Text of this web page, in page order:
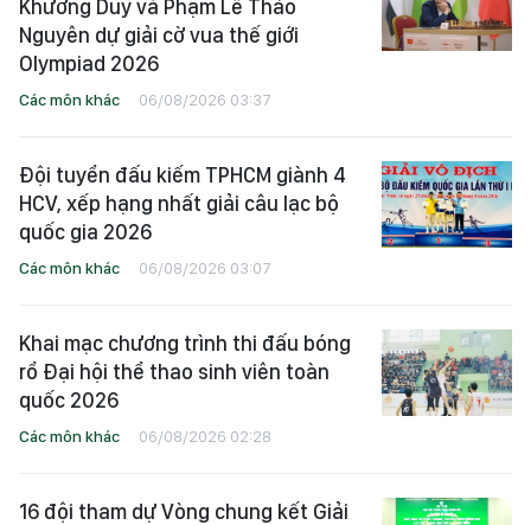
Khương Duy và Phạm Lê Thảo
Nguyên dự giải cờ vua thế giới
Olympiad 2026
Các môn khác 06/08/2026 03:37
Đội tuyển đấu kiếm TPHCM giành 4
HCV, xếp hạng nhất giải câu lạc bộ
quốc gia 2026
Các môn khác 06/08/2026 03:07
Khai mạc chương trình thi đấu bóng
rổ Đại hội thể thao sinh viên toàn
quốc 2026
Các môn khác 06/08/2026 02:28
16 đội tham dự Vòng chung kết Giải